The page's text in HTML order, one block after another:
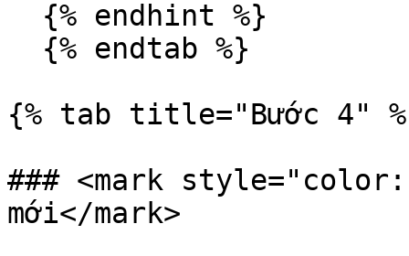
{% tab title="Bước 4"
### <mark
mới</mark>